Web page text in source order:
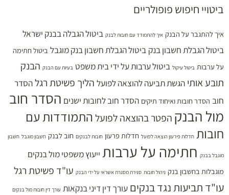
ביטויי חיפוש פופולריים
איך להתגבר על הבנק איך להתמודד עם חובות לבנק ביטול הגבלה בבנק ישראל
ביטול הגבלת חשבון בנק ביטול הגבלת חשבון בנק מוגבל ביטול חתימה
על ערבות ביטול עיקול ביטול ערבות על ידי בית משפט בעיות עם הבנק הבנק
תובע אותי הגשת תביעה להוצאה לפועל הליך פשיטת רגל הסדר
חוב הסדר חובות ואיחוד תיקים הסדר חוב לחובות ישנים הסדר חוב
מול הבנק הפטר בהוצאה לפועל התמודדות עם
חובות חדלות פירעון הוצאה לפועל חדלות פרעון חובות לבנקים חוב לבנק חשבון מוגבל חשבון
מוגבל בבנק חתימה על ערבות ייעוץ משפטי מול בנקים
מוגבלות בחשבון בנק ניהול חובות סגירת מסגרת אשראי על ידי הבנק עו"ד פשיטת רגל
עו"ד תביעות נגד בנקים עורך דין דיני בנקאות עורך דין חובות מול בנקים